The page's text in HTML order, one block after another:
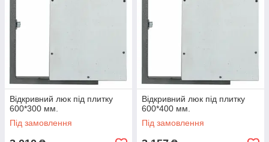
Відкривний люк під плитку
600*300 мм.
Під замовлення
Відкривний люк під плитку
600*400 мм.
Під замовлення